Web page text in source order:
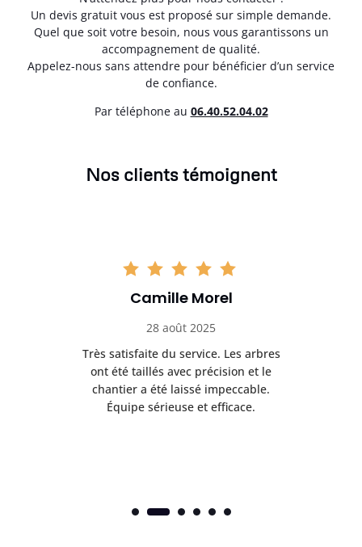
Un devis gratuit vous est proposé sur simple demande.
Quel que soit votre besoin, nous vous garantissons un
accompagnement de qualité.
Appelez-nous sans attendre pour bénéficier d’un service
de confiance.
Par téléphone au 06.40.52.04.02
Nos clients témoignent
Camille Morel
28 août 2025
Très satisfaite du service. Les arbres
ont été taillés avec précision et le
chantier a été laissé impeccable.
Équipe sérieuse et efficace.